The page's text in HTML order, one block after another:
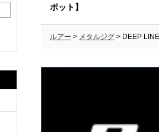
ポット】
ルアー > メタルジグ > DEEP